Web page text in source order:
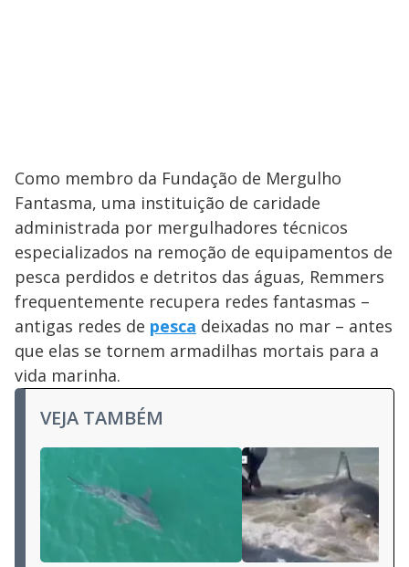
Como membro da Fundação de Mergulho
Fantasma, uma instituição de caridade
administrada por mergulhadores técnicos
especializados na remoção de equipamentos de
pesca perdidos e detritos das águas, Remmers
frequentemente recupera redes fantasmas –
antigas redes de pesca deixadas no mar – antes
que elas se tornem armadilhas mortais para a
vida marinha.
VEJA TAMBÉM